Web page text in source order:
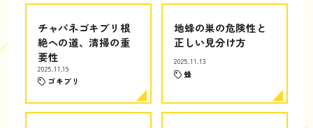
チャバネゴキブリ根
絶への道、清掃の重
要性
2025.11.19
ゴキブリ
地蜂の巣の危険性と
正しい見分け方
2025.11.13
蜂